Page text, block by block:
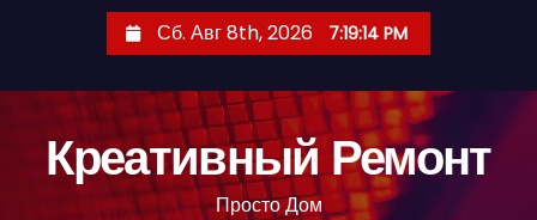
Сб. Авг 8th, 2026 7:19:15 PM
Креативный Ремонт
Просто Дом